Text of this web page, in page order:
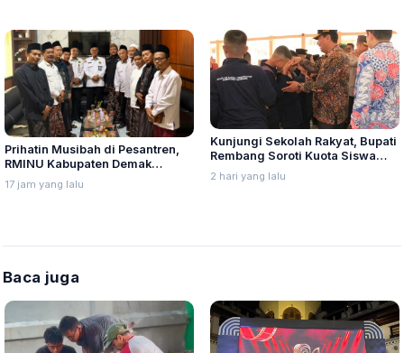
Prihatin Musibah di Pesantren,
RMINU Kabupaten Demak
Dorong Sertifikasi Perlindungan
Santri
17 jam yang lalu
Kunjungi Sekolah Rakyat, Bupati
Rembang Soroti Kuota Siswa
Belum Penuh
2 hari yang lalu
Baca juga